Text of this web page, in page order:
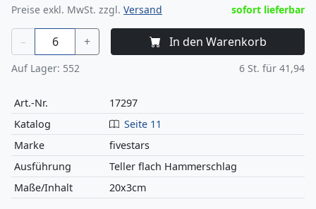
Preise exkl. MwSt. zzgl. Versand sofort lieferbar
– + In den Warenkorb
Auf Lager: 552 6 St. für 41,94
Art.-Nr.
17297
Katalog
Seite 11
Marke
fivestars
Ausführung
Teller flach Hammerschlag
Maße/Inhalt
20x3cm